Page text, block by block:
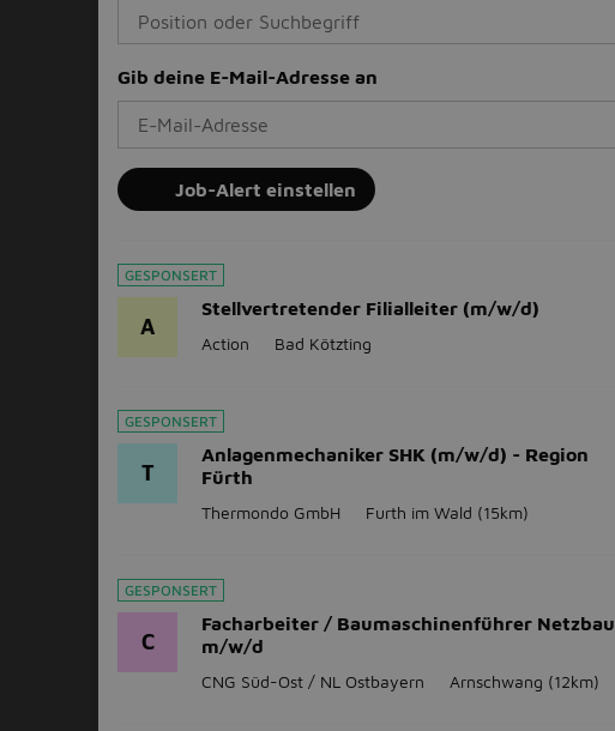
Gib deine E-Mail-Adresse an
Job-Alert einstellen
GESPONSERT
A
Stellvertretender Filialleiter (m/w/d)
Action Bad Kötzting
GESPONSERT
T
Anlagenmechaniker SHK (m/w/d) - Region
Fürth
Thermondo GmbH Furth im Wald (15km)
GESPONSERT
C
Facharbeiter / Baumaschinenführer Netzbau
m/w/d
CNG Süd-Ost / NL Ostbayern Arnschwang (12km)